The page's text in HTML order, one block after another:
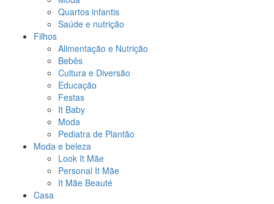
Quartos infantis
Saúde e nutrição
Filhos
Alimentação e Nutrição
Bebês
Cultura e Diversão
Educação
Festas
It Baby
Moda
Pediatra de Plantão
Moda e beleza
Look It Mãe
Personal It Mãe
It Mãe Beauté
Casa